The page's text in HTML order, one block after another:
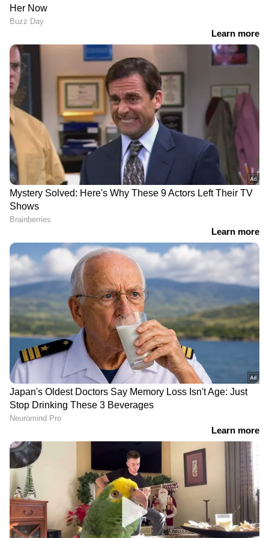
ഇലക്ട്രിക് സെഡാൻ ആണ്. അത് 717
കിലോമീറ്റർ റേഞ്ച് വാഗ്ദാനം ചെയ്യുന്നു. എഐ
ഓപ്പറേറ്റഡ് സൂപ്പർ സ്‌മാർട്ട് കോക്‌പിറ്റും മറ്റ്
ഹൈടെക് ഫീച്ചറുകളുമായാണ് ഈ മോഡൽ
വരുന്നത്. C11 ഇലക്ട്രിക് എസ്‌യുവി നാല്
ട്രിമ്മുകളിൽ വാഗ്ദാനം ചെയ്യുന്നു, ഇത് 650
കിലോമീറ്റർ പരിധിയിലെത്താനും 3.94
സെക്കൻഡിൽ പൂജ്യം മുതൽ 100 ​​കിലോമീറ്റർ /
മണിക്കൂർ വേഗത്തിലാക്കാനും പ്രാപ്തമാണ്. 23
ഇൻ്റലിജൻ്റ് ഡ്രൈവർ അസിസ്റ്റ് ഫംഗ്‌ഷനുകൾ,
പനോരമിക് സൺറൂഫ്, 12-സ്പീക്കർ
ആർക്കാമിസ് സൗണ്ട് സിസ്റ്റം തുടങ്ങി നിരവധി
സവിശേഷതകളുമായാണ് C11 വരുന്നത്.
DOWNLOAD APP
RECOMMENDED STORIES
നിങ്ങളുടെ നഗരത്തിലെ
ഇന്നത്തെ ഡീസൽ,
പെട്രോൾ വിലകൾ
നിങ്ങളുടെ നഗരത്തിലെ
ഇന്നത്തെ ഡീസൽ,
പെട്രോൾ വിലകൾ